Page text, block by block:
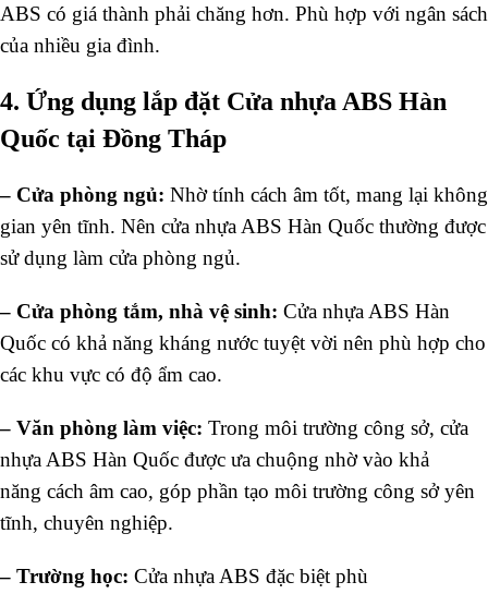
ABS có giá thành phải chăng hơn. Phù hợp với ngân sách
của nhiều gia đình.
4. Ứng dụng lắp đặt Cửa nhựa ABS Hàn
Quốc tại Đồng Tháp
– Cửa phòng ngủ: Nhờ tính cách âm tốt, mang lại không
gian yên tĩnh. Nên cửa nhựa ABS Hàn Quốc thường được
sử dụng làm cửa phòng ngủ.
– Cửa phòng tắm, nhà vệ sinh: Cửa nhựa ABS Hàn
Quốc có khả năng kháng nước tuyệt vời nên phù hợp cho
các khu vực có độ ẩm cao.
– Văn phòng làm việc: Trong môi trường công sở, cửa
nhựa ABS Hàn Quốc được ưa chuộng nhờ vào khả
năng cách âm cao, góp phần tạo môi trường công sởyên
tĩnh, chuyên nghiệp.
– Trường học: Cửa nhựa ABS đặc biệt phù